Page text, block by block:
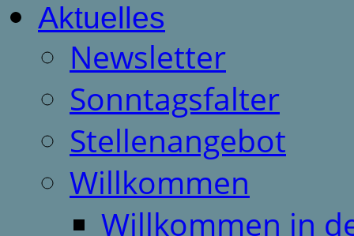
Aktuelles
Newsletter
Sonntagsfalter
Stellenangebot
Willkommen
Willkommen in